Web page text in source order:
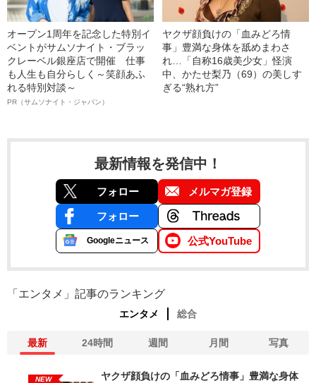
オープン1周年を記念した特別イ
ベントがサムソナイト・ブラッ
クレーベル銀座店で開催 仕事
も人生も自分らしく～笑顔あふ
れる特別対談～
PR（サムソナイト・ジャパン）
ヤクザ顔負けの「血みどろ情
事」豊満な身体を舐めまわさ
れ…「自称16歳美少女」怪演
中、かたせ梨乃（69）の美しす
ぎる“熟れ方”
最新情報を発信中！
フォロー メルマガ登録
フォロー
Googleニュース 公式YouTube
「エンタメ」記事のランキング
エンタメ 総合
最新 24時間 週間 月間 写真
NEW
ヤクザ顔負けの「血みどろ情事」豊満な身体